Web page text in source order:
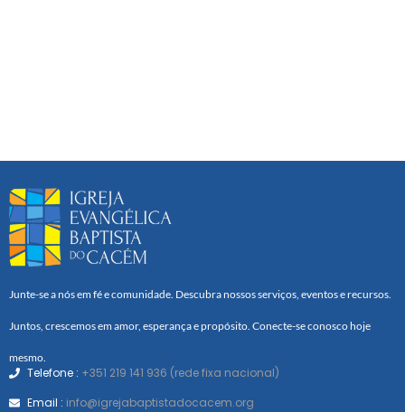
Junte-se a nós em fé e comunidade. Descubra nossos serviços, eventos e recursos.
Juntos, crescemos em amor, esperança e propósito. Conecte-se conosco hoje
mesmo.
Telefone : +351 219 141 936 (rede fixa nacional)
Email : info@igrejabaptistadocacem.org